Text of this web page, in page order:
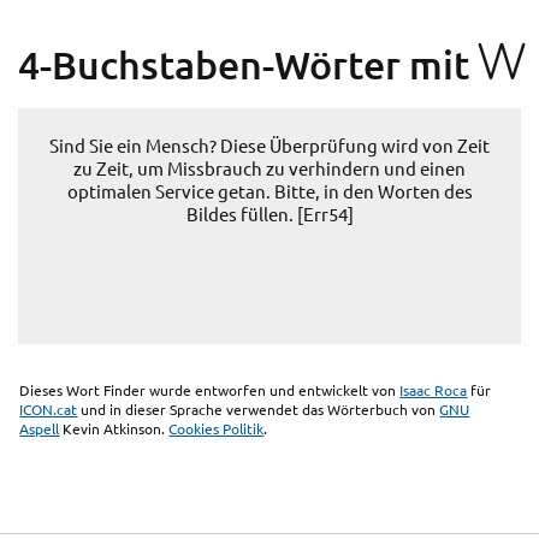
4-Buchstaben-Wörter mitW
Sind Sie ein Mensch? Diese Überprüfung wird von Zeit
zu Zeit, um Missbrauch zu verhindern und einen
optimalen Service getan. Bitte, in den Worten des
Bildes füllen. [Err54]
Dieses Wort Finder wurde entworfen und entwickelt von Isaac Roca für
ICON.catund in dieser Sprache verwendet das Wörterbuch vonGNU
Aspell Kevin Atkinson.Cookies Politik.